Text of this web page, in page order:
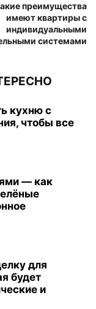
преимущества
имеют квартиры с
индивидуальными
системами
кухню с
чтобы все
— как
для
будет
и